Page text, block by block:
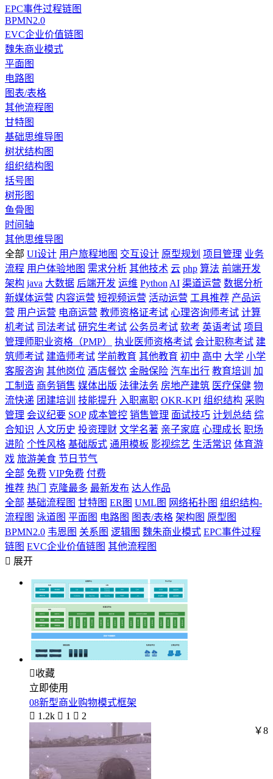
EPC事件过程链图
BPMN2.0
EVC企业价值链图
魏朱商业模式
平面图
电路图
图表/表格
其他流程图
甘特图
基础思维导图
树状结构图
组织结构图
括号图
树形图
鱼骨图
时间轴
其他思维导图
全部 UI设计 用户旅程地图 交互设计 原型规划 项目管理 业务
流程 用户体验地图 需求分析 其他技术 云 php 算法 前端开发
架构 java 大数据 后端开发 运维 Python AI 渠道运营 数据分析
新媒体运营 内容运营 短视频运营 活动运营 工具推荐 产品运
营 用户运营 电商运营 教师资格证考试 心理咨询师考试 计算
机考试 司法考试 研究生考试 公务员考试 软考 英语考试 项目
管理师职业资格（PMP）
执业医师资格考试 会计职称考试 建
筑师考试 建造师考试 学前教育 其他教育 初中 高中 大学 小学
客服咨询 其他岗位 酒店餐饮 金融保险 汽车出行 教育培训
加
工制造 商务销售 媒体出版 法律法务 房地产建筑 医疗保健 物
流快递 团建培训 技能提升 入职离职 OKR-KPI 组织结构 采购
管理 会议纪要 SOP 成本管控 销售管理 面试技巧 计划总结 综
合知识 人文历史 投资理财 文学名著 亲子家庭 心理成长 职场
进阶 个性风格 基础版式 通用模板 影视综艺 生活常识 体育游
戏 旅游美食 节日节气
全部 免费 VIP免费 付费
推荐 热门 克隆最多 最新发布 达人作品
全部 基础流程图 甘特图 ER图 UML图 网络拓扑图 组织结构-
流程图 泳道图 平面图 电路图 图表/表格 架构图 原型图
BPMN2.0 韦恩图 关系图 逻辑图 魏朱商业模式 EPC事件过程
链图 EVC企业价值链图 其他流程图
 展开
收藏
立即使用
08新型商业购物模式框架
 1.2k  1  2
￥8